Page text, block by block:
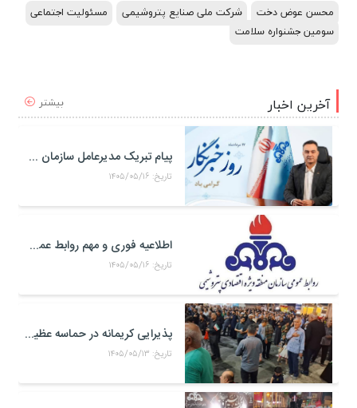
محسن عوض دخت شرکت ملی صنایع پتروشیمی
مسئولیت اجتماعی
سومین جشنواره سلامت
بیشتر آخرین اخبار
پیام تبریک مدیرعامل سازمان منطقه ویژه اقتصادی پتروشیمی به مناسبت روز خبرنگار
تاریخ: ۱۴۰۵/۰۵/۱۶
اطلاعیه فوری و مهم روابط عمومی و سخنگوی کمیته مدیریت بحران منطقه ويژه اقتصادی پتروشيمی
تاریخ: ۱۴۰۵/۰۵/۱۶
پذیرایی کریمانه در حماسه عظیم اربعین حسینی
تاریخ: ۱۴۰۵/۰۵/۱۳